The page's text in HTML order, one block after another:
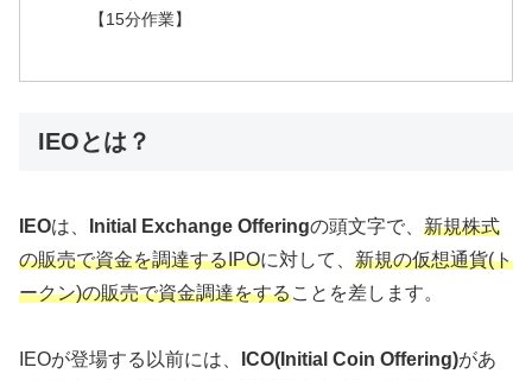
【15分作業】
IEOとは？
IEOは、 Initial Exchange Offeringの頭文字で、 新規株式
の販売で資金を調達するIPOに対して、 新規の仮想通貨(ト
ークン)の販売で資金調達をすることを差します。
IEOが登場する以前には、 ICO(Initial Coin Offering)があ